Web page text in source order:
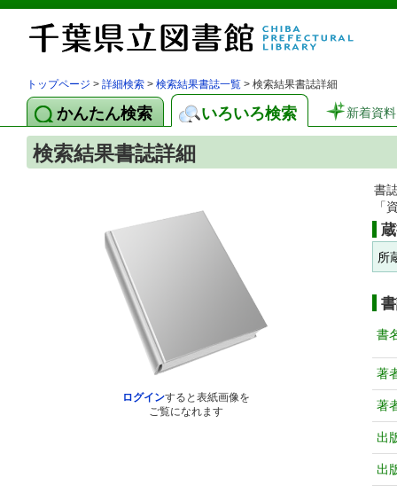
トップページ > 詳細検索 > 検索結果書誌一覧 > 検索結果書誌詳細
かんたん検索 いろいろ検索 新着資料
検索結果書誌詳細
ログインすると表紙画像を
ご覧になれます
書
「
所
書
著
著
出
出